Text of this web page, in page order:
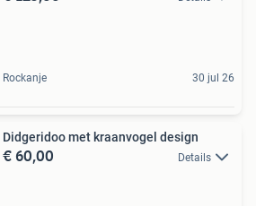
Rockanje 30 jul 26
Didgeridoo met kraanvogel design
€ 60,00 Details